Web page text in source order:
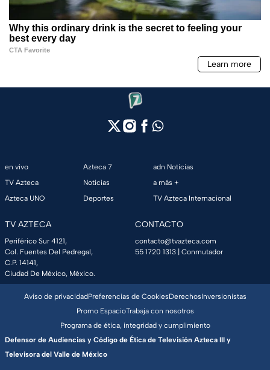
en vivo
TV Azteca
Azteca UNO
Azteca 7
Noticias
Deportes
adn Noticias
a más +
TV Azteca Internacional
TV AZTECA
Periférico Sur 4121,
Col. Fuentes Del Pedregal,
C.P. 14141,
Ciudad De México, México.
CONTACTO
contacto@tvazteca.com
55 1720 1313 | Conmutador
Aviso de privacidadPreferencias de CookiesDerechosInversionistas
Promo EspacioTrabaja con nosotros
Programa de ética, integridad y cumplimiento
Defensor de Audiencias y Código de Ética de Televisión Azteca III y
Televisora del Valle de México